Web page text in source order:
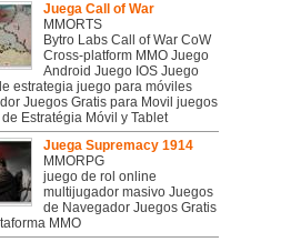
Juega Call of War
MMORTS
Bytro Labs Call of War CoW
Cross-platform MMO Juego
Android Juego IOS Juego
estrategia juego para móviles
Juegos Gratis para Movil juegos
Estratégia Móvil y Tablet
Juega Supremacy 1914
MMORPG
juego de rol online
multijugador masivo Juegos
de Navegador Juegos Gratis
MMO